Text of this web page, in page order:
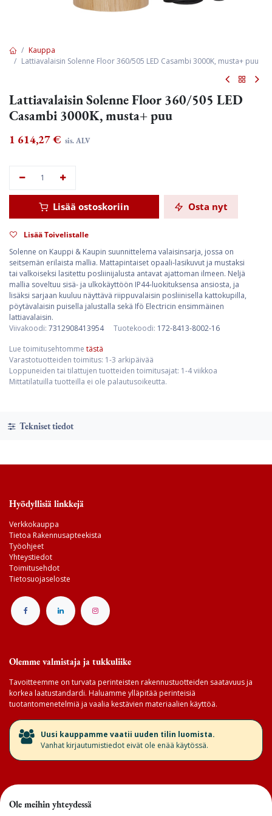
Kauppa
Lattiavalaisin Solenne Floor 360/505 LED Casambi 3000K, musta+ puu
Lattiavalaisin Solenne Floor 360/505 LED
Casambi 3000K, musta+ puu
1 614,27€ sis. ALV
Lisää ostoskoriin Osta nyt
Lisää Toivelistalle
Solenne on Kauppi & Kaupin suunnittelema valaisinsarja, jossa on
seitsemän erilaista mallia. Mattapintaiset opaali-lasikuvut ja mustaksi
tai valkoiseksi lasitettu posliinijalusta antavat ajattoman ilmeen. Neljä
mallia soveltuu sisä- ja ulkokäyttöön IP44-luokituksensa ansiosta, ja
lisäksi sarjaan kuuluu näyttävä riippuvalaisin posliinisella kattokupilla,
pöytävalaisin puisella jalustalla sekä Ifö Electricin ensimmäinen
lattiavalaisin.
Viivakoodi: 7312908413954 Tuotekoodi: 172-8413-8002-16
Lue toimitusehtomme tästä
Varastotuotteiden toimitus: 1-3 arkipäivää
Loppuneiden tai tilattujen tuotteiden toimitusajat: 1-4 viikkoa
Mittatilatuilla tuotteilla ei ole palautusoikeutta.
Tekniset tiedot
Hyödyllisiä linkkejä
Verkkokauppa
Tietoa Rakennusapteekista
Työohjeet
Yhteystiedot
Toimitusehdot
Tietosuojaseloste
Olemme valmistaja ja tukkuliike
Tavoitteemme on turvata perinteisten rakennustuotteiden saatavuus ja
korkea laatustandardi. Haluamme ylläpitää perinteisiä
tuotantomenetelmiä ja vaalia kestävien materiaalien käyttöä.
​Uusi kauppamme vaatii uuden tilin luomista.
Vanhat kirjautumistiedot eivät ole enää käytössä.
Ole meihin yhteydessä